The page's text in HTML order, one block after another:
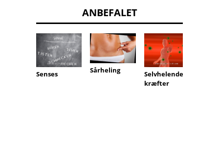
ANBEFALET
Senses Sårheling
Selvhelende
kræfter